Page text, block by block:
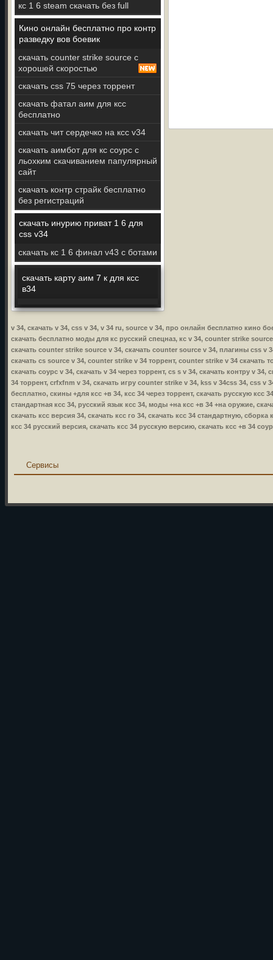
кс 1 6 steam скачать без full
Кино онлайн бесплатно про контр
разведку вов боевик
скачать counter strike source с
хорошей скоростью
скачать css 75 через торрент
скачать фатал аим для ксс
бесплатно
скачать чит сердечко на ксс v34
скачать аимбот для кс соурс с
льохким скачиванием папулярный
сайт
скачать контр страйк бесплатно
без регистраций
скачать инурию приват 1 6 для
css v34
скачать кс 1 6 финал v43 с ботами
скачать карту аим 7 к для ксс
в34
v 34, скачать v 34, css v 34, v 34 ru, source v 34, про онлайн бесплатно кино
скачать бесплатно моды для кс русский спецназ, кс v 34, counter strike
скачать counter strike source v 34, скачать counter source v 34, плагины css v
скачать cs source v 34, counter strike v 34 торрент, counter strike v 34 скачать
скачать соурс v 34, скачать v 34 через торрент, cs s v 34, скачать контру v
34 торрент, crfxfnm v 34, скачать игру counter strike v 34, kss v 34css 34, css v
бесплатно, скины +для ксс +в 34, ксс 34 через торрент, скачать русскую ксс
стандартная ксс 34, русский язык ксс 34, моды +на ксс +в 34 +на оружие,
скачать ксс версия 34, скачать ксс го 34, скачать ксс 34 стандартную,
ксс 34 русский версия, скачать ксс 34 русскую версию, скачать ксс +в 34
Сервисы